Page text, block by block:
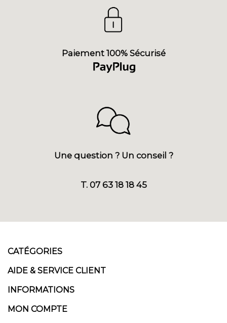
Paiement 100% Sécurisé
Une question ? Un conseil ?
T. 07 63 18 18 45
CATÉGORIES
AIDE & SERVICE CLIENT
INFORMATIONS
MON COMPTE